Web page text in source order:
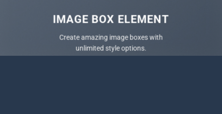
IMAGE BOX ELEMENT
Create amazing image boxes with
unlimited style options.